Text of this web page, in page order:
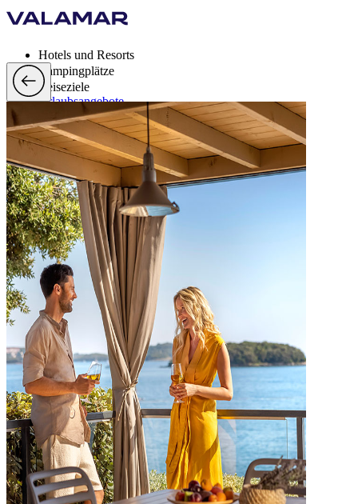
Hotels und Resorts
Campingplätze
Reiseziele
Urlaubsangebote
Valamar Rewards
Brands
Mehr
de, EUR